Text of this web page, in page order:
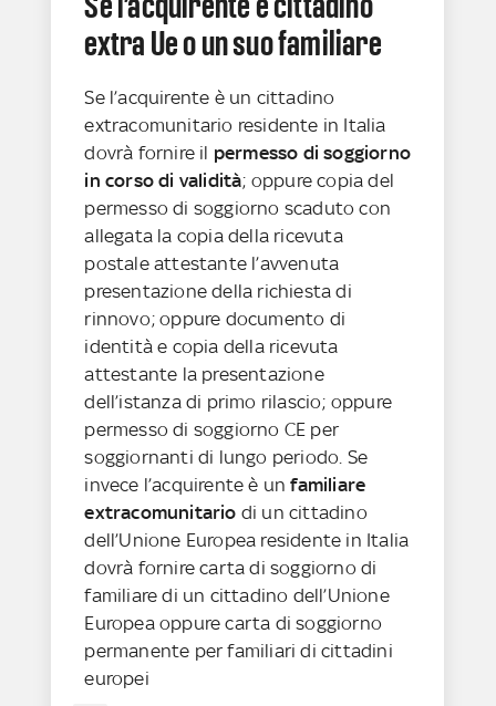
extra Ue o un suo familiare
Se l’acquirente è un cittadino
extracomunitario residente in Italia
dovrà fornire il permesso di soggiorno
in corso di validità; oppure copia del
permesso di soggiorno scaduto con
allegata la copia della ricevuta
postale attestante l’avvenuta
presentazione della richiesta di
rinnovo; oppure documento di
identità e copia della ricevuta
attestante la presentazione
dell’istanza di primo rilascio; oppure
permesso di soggiorno CE per
soggiornanti di lungo periodo. Se
invece l’acquirente è unfamiliare
extracomunitario di un cittadino
dell’Unione Europea residente in Italia
dovrà fornire carta di soggiorno di
familiare di un cittadino dell’Unione
Europea oppure carta di soggiorno
permanente per familiari di cittadini
europei